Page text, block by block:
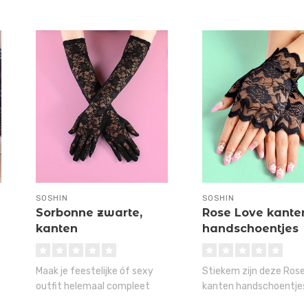
SOSHIN
Sorbonne zwarte,
kanten
Maak je feestelijke óf sexy
outfit helemaal compleet
SOSHIN
Rose Love
handschoentjes
Stiekem zijn deze
kanten